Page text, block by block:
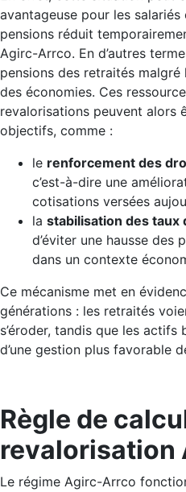
avantageuse pour les
pensions réduit
Agirc-Arrco. En d’autres
pensions des retraités malgré
des économies. Ces
revalorisations peuvent alors
objectifs, comme :
le renforcement des
c’est-à-dire une
cotisations versées
la stabilisation des taux
d’éviter une hausse des
dans un contexte
Ce mécanisme met en
générations : les retraités
s’éroder, tandis que les
d’une gestion plus favorable
Règle de
revalorisation
Le régime Agirc-Arrco